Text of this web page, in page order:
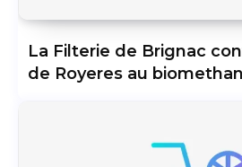
La Filterie de Brignac
de Royeres au